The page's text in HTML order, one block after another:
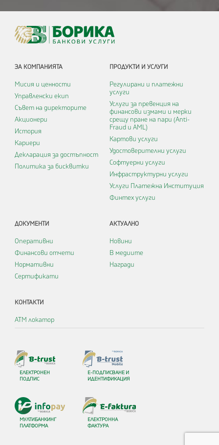
ЗА КОМПАНИЯТА
Мисия и ценности
Управленски екип
Съвет на директорите
Акционери
История
Кариери
Декларация за достъпност
Политика за бисквитки
ПРОДУКТИ И УСЛУГИ
Регулирани и платежни
услуги
Услуги за превенция на
финансови измами и мерки
срещу пране на пари (Anti-
Fraud и AML)
Картови услуги
Удостоверителни услуги
Софтуерни услуги
Инфраструктурни услуги
Услуги Платежна Институция
Финтех услуги
ДОКУМЕНТИ
Оперативни
Финансови отчети
Нормативни
Сертификати
АКТУАЛНО
Новини
В медиите
Награди
КОНТАКТИ
АТМ локатор
ЕЛЕКТРОНЕН
ПОДПИС
Е-ПОДПИСВАНЕ И
ИДЕНТИФИКАЦИЯ
МУЛТИБАНКИНГ
ПЛАТФОРМА
ЕЛЕКТРОННА
ФАКТУРА